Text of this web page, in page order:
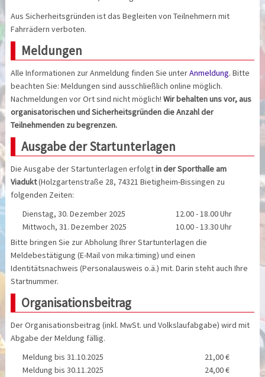
Aus Sicherheitsgründen ist das Begleiten von Teilnehmern mit
Fahrrädern verboten.
Meldungen
Alle Informationen zur Anmeldung finden Sie unterAnmeldung. Bitte
beachten Sie: Meldungen sind ausschließlich online möglich.
Nachmeldungen vor Ort sind nicht möglich!Wir behalten uns vor, aus
organisatorischen und Sicherheitsgründen die Anzahl der
Teilnehmenden zu begrenzen.
Ausgabe der Startunterlagen
Die Ausgabe der Startunterlagen erfolgtin der Sporthalle am
Viadukt(Holzgartenstraße 28, 74321 Bietigheim-Bissingen zu
folgenden Zeiten:
Dienstag, 30. Dezember 2025
12.00 - 18.00 Uhr
Mittwoch, 31. Dezember 2025
10.00 - 13.30 Uhr
Bitte bringen Sie zur Abholung Ihrer Startunterlagen die
Meldebestätigung (E-Mail von mika:timing) und einen
Identitätsnachweis (Personalausweis o.ä.) mit. Darin steht auch Ihre
Startnummer.
Organisationsbeitrag
Der Organisationsbeitrag (inkl. MwSt. und Volkslaufabgabe) wird mit
Abgabe der Meldung fällig.
Meldung bis 31.10.2025
21,00 €
Meldung bis 30.11.2025
24,00 €